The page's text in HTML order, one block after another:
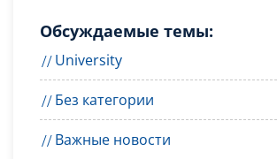
Обсуждаемые темы:
University
Без категории
Важные новости